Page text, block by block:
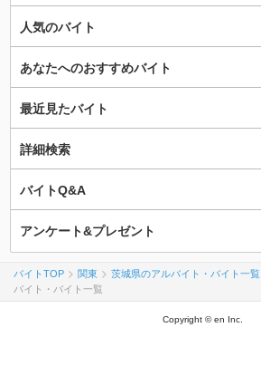
人気のバイト
あなたへのおすすめバイト
最近見たバイト
詳細検索
バイトQ&A
アンケート&プレゼント
バイトTOP 関東 茨城県のアルバイト・バイト一覧
バイト・バイト一覧
Copyright © en Inc.